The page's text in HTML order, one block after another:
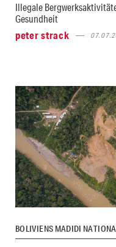
Illegale
Gesundheit
peter strack
BOLIVIENS MADIDI